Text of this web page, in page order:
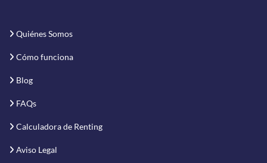
Quiénes Somos
Cómo funciona
Blog
FAQs
Calculadora de Renting
Aviso Legal